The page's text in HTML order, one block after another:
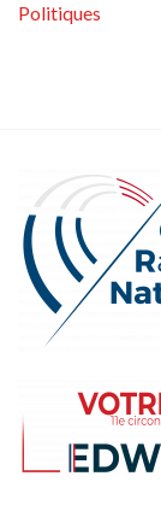
Politiques